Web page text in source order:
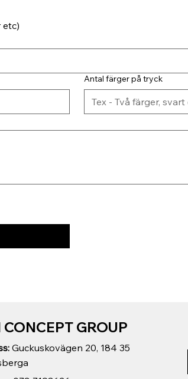
etc)
Antal färger på tryck
Guckuskovägen 20, 184 35
GROUP